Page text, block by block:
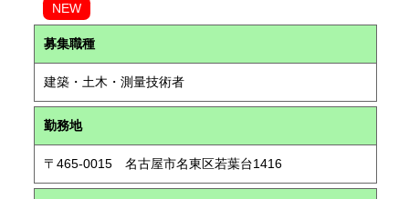
NEW
募集職種
建築・土木・測量技術者
勤務地
〒465-0015 名古屋市名東区若葉台1416